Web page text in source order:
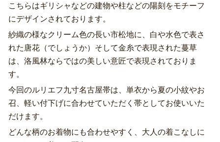
こちらはギリシャなどの建物や柱などの陽刻をモチーフ
にデザインされております。
紗織の様なクリーム色の長い市松地に、白や水色で表さ
れた唐花（でしょうか）そして金糸で表現された蔓草
は、洛風林ならではの美しい意匠で表現されておりま
す。
今回のルリエフ九寸名古屋帯は、単衣から夏の小紋やお
召、軽い付下げに合わせていただく帯としてお使いいた
だけます。
どんな柄のお着物にも合わせやすく、大人の着こなしに